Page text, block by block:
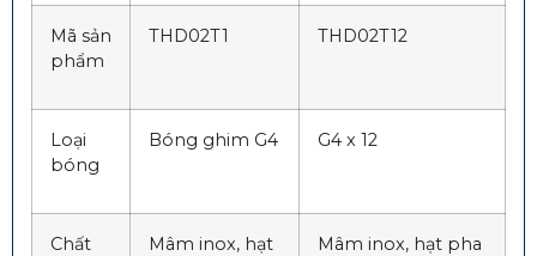
Mã sản
phẩm
THD02T1 THD02T12
Loại
bóng
Bóng ghim G4 G4 x 12
Chất
Mâm inox, hạt
Mâm inox, hạt pha